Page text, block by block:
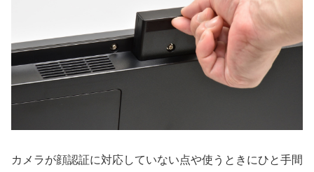
カメラが顔認証に対応していない点や使うときにひと手間